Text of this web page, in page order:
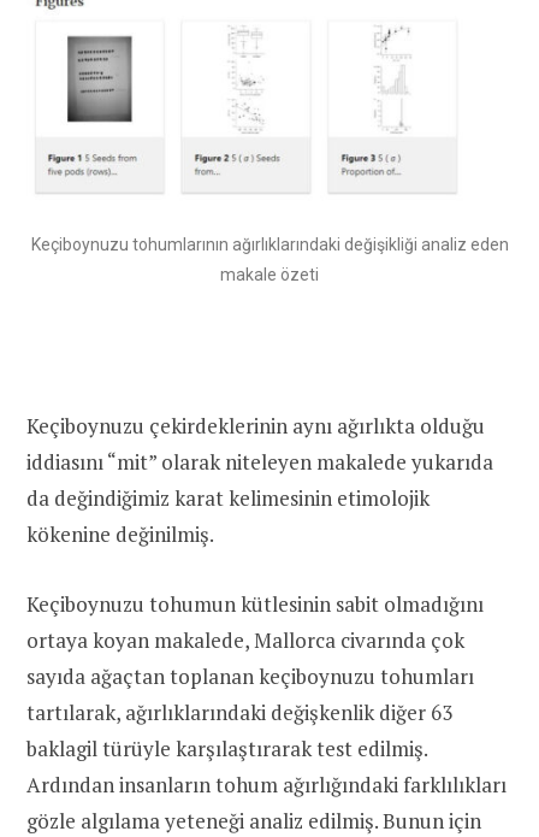
Keçiboynuzu tohumlarının ağırlıklarındaki değişikliği analiz eden
makale özeti
Keçiboynuzu çekirdeklerinin aynı ağırlıkta olduğu
iddiasını “mit” olarak niteleyen makalede yukarıda
da değindiğimiz karat kelimesinin etimolojik
kökenine değinilmiş.
Keçiboynuzu tohumun kütlesinin sabit olmadığını
ortaya koyan makalede, Mallorca civarında çok
sayıda ağaçtan toplanan keçiboynuzu tohumları
tartılarak, ağırlıklarındaki değişkenlik diğer 63
baklagil türüyle karşılaştırarak test edilmiş.
Ardından insanların tohum ağırlığındaki farklılıkları
gözle algılama yeteneği analiz edilmiş. Bunun için